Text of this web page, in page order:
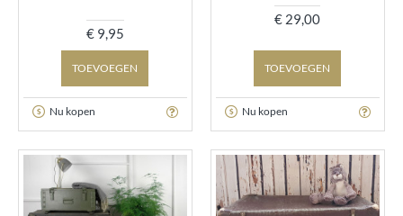
€ 9,95
TOEVOEGEN
Nu kopen
€ 29,00
TOEVOEGEN
Nu kopen